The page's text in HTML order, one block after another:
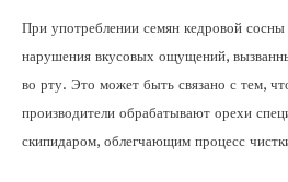
При употреблении семян кедровой
нарушения вкусовых ощущений,
во рту. Это может быть связано с тем,
производители обрабатывают орехи
скипидаром, облегчающим процесс